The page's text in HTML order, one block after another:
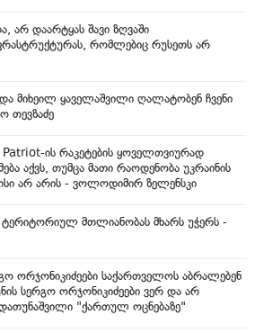
არ დაარტყას შავი ზღვაში
რომლებიც რუსეთს არ
მიხეილ ყაველაშვილი ღალატობენ ჩვენი
თევზაძე
Patriot-ის რაკეტების ყოველთვიურად
აქვს, თუმცა მათი რაოდენობა უკრაინის
არ არის - ვოლოდიმირ ზელენსკი
ტერიტორიულ მთლიანობას მხარს უჭერს -
ორჯონიკიძეები საქართველოს აბრალებენ
სერგო ორჯონიკიძეები ვერ და არ
"ქართულ ოცნებაზე"